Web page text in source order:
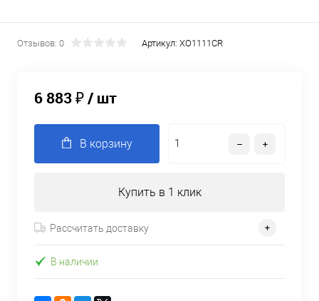
Отзывов: 0 Артикул: XO1111CR
6 883 ₽/ шт
В корзину
Купить в 1 клик
Рассчитать доставку
В наличии